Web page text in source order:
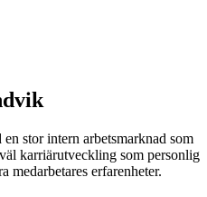
stor intern arbetsmarknad som
karriärutveckling som personlig
medarbetares erfarenheter.